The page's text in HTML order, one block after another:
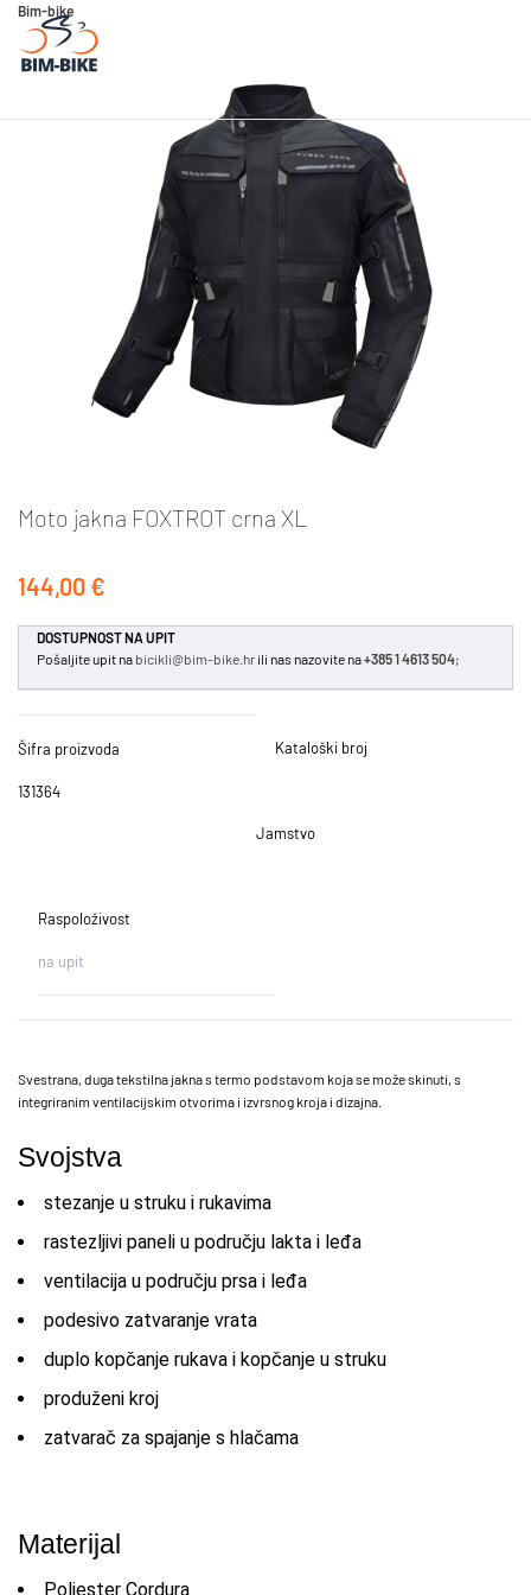
Bim-bike
Moto jakna FOXTROT crna XL
144,00 €
DOSTUPNOST NA UPIT
Pošaljite upit na bicikli@bim-bike.hr ili nas nazovite na+385 1 4613 504;
Šifra proizvoda
131364
Kataloški broj
Jamstvo
Raspoloživost
na upit
Svestrana, duga tekstilna jakna s termo podstavom koja se može skinuti, s
integriranim ventilacijskim otvorima i izvrsnog kroja i dizajna.
Svojstva
stezanje u struku i rukavima
rastezljivi paneli u području lakta i leđa
ventilacija u području prsa i leđa
podesivo zatvaranje vrata
duplo kopčanje rukava i kopčanje u struku
produženi kroj
zatvarač za spajanje s hlačama
Materijal
Poliester Cordura